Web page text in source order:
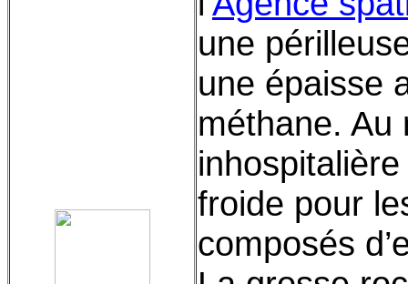
une
une épaisse
méthane. Au
froide pour
composés